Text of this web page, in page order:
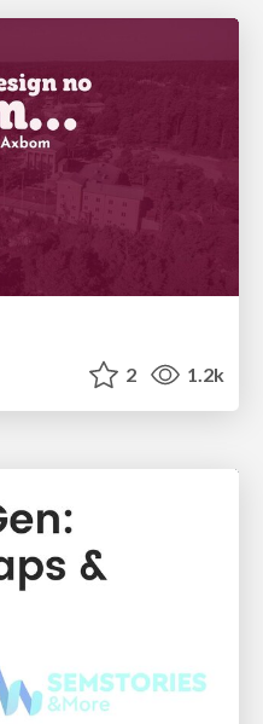
2 1.2k